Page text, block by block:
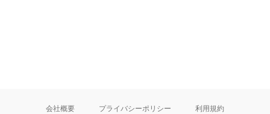
会社概要 プライバシーポリシー 利用規約